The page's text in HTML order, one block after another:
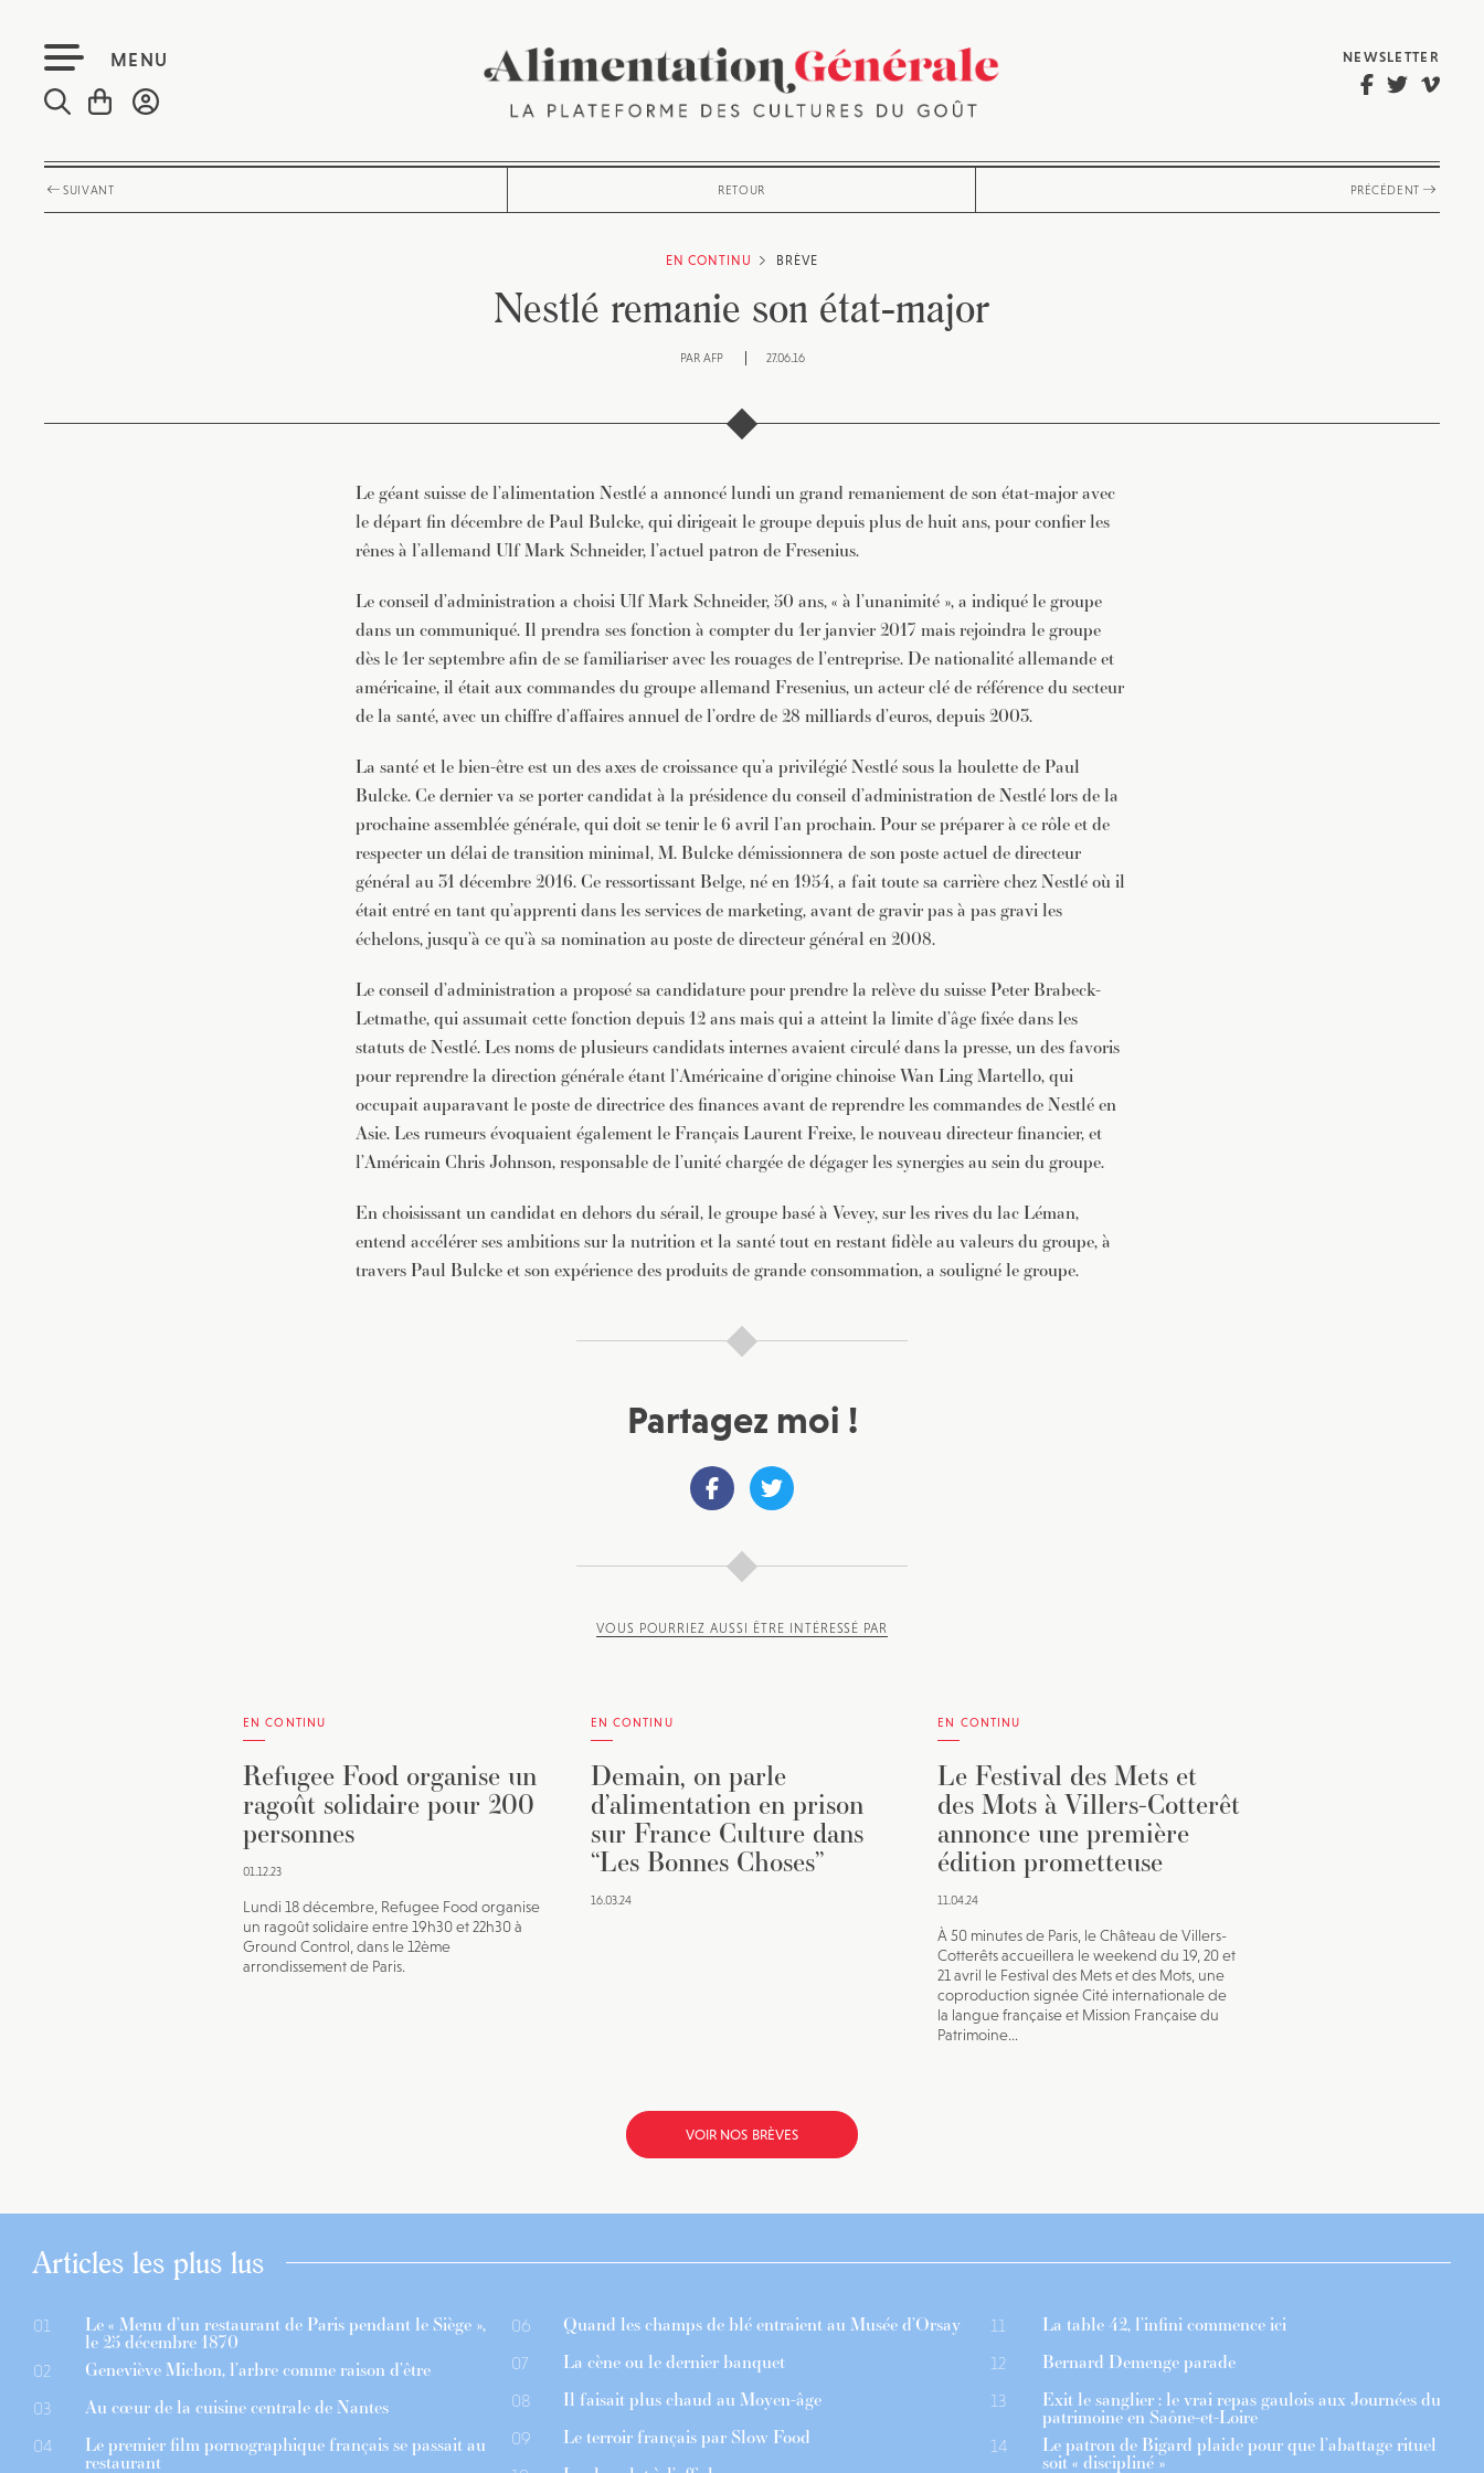
MENU NEWSLETTER
SUIVANT RETOUR PRÉCÉDENT
EN CONTINU BRÈVE
Nestlé remanie son état-major
PAR AFP 27.06.16
Le géant suisse de l’alimentation Nestlé a annoncé lundi un grand remaniement de son état-major avec
le départ fin décembre de Paul Bulcke, qui dirigeait le groupe depuis plus de huit ans, pour confier les
rênes à l’allemand Ulf Mark Schneider, l’actuel patron de Fresenius.
Le conseil d’administration a choisi Ulf Mark Schneider, 50 ans, « à l’unanimité », a indiqué le groupe
dans un communiqué. Il prendra ses fonction à compter du 1er janvier 2017 mais rejoindra le groupe
dès le 1er septembre afin de se familiariser avec les rouages de l’entreprise. De nationalité allemande et
américaine, il était aux commandes du groupe allemand Fresenius, un acteur clé de référence du secteur
de la santé, avec un chiffre d’affaires annuel de l’ordre de 28 milliards d’euros, depuis 2003.
La santé et le bien-être est un des axes de croissance qu’a privilégié Nestlé sous la houlette de Paul
Bulcke. Ce dernier va se porter candidat à la présidence du conseil d’administration de Nestlé lors de la
prochaine assemblée générale, qui doit se tenir le 6 avril l’an prochain. Pour se préparer à ce rôle et de
respecter un délai de transition minimal, M. Bulcke démissionnera de son poste actuel de directeur
général au 31 décembre 2016. Ce ressortissant Belge, né en 1954, a fait toute sa carrière chez Nestlé où il
était entré en tant qu’apprenti dans les services de marketing, avant de gravir pas à pas gravi les
échelons, jusqu’à ce qu’à sa nomination au poste de directeur général en 2008.
Le conseil d’administration a proposé sa candidature pour prendre la relève du suisse Peter Brabeck-
Letmathe, qui assumait cette fonction depuis 12 ans mais qui a atteint la limite d’âge fixée dans les
statuts de Nestlé. Les noms de plusieurs candidats internes avaient circulé dans la presse, un des favoris
pour reprendre la direction générale étant l’Américaine d’origine chinoise Wan Ling Martello, qui
occupait auparavant le poste de directrice des finances avant de reprendre les commandes de Nestlé en
Asie. Les rumeurs évoquaient également le Français Laurent Freixe, le nouveau directeur financier, et
l’Américain Chris Johnson, responsable de l’unité chargée de dégager les synergies au sein du groupe.
En choisissant un candidat en dehors du sérail, le groupe basé à Vevey, sur les rives du lac Léman,
entend accélérer ses ambitions sur la nutrition et la santé tout en restant fidèle au valeurs du groupe, à
travers Paul Bulcke et son expérience des produits de grande consommation, a souligné le groupe.
Partagez moi !
VOUS POURRIEZ AUSSI ÊTRE INTÉRESSÉ PAR
EN CONTINU
Refugee Food organise un
ragoût solidaire pour 200
personnes
01.12.23
Lundi 18 décembre, Refugee Food organise
un ragoût solidaire entre 19h30 et 22h30 à
Ground Control, dans le 12ème
arrondissement de Paris.
EN CONTINU
Demain, on parle
d’alimentation en prison
sur France Culture dans
“Les Bonnes Choses”
16.03.24
EN CONTINU
Le Festival des Mets et
des Mots à Villers-Cotterêt
annonce une première
édition prometteuse
11.04.24
À 50 minutes de Paris, le Château de Villers-
Cotterêts accueillera le weekend du 19, 20 et
21 avril le Festival des Mets et des Mots, une
coproduction signée Cité internationale de
la langue française et Mission Française du
Patrimoine...
VOIR NOS BRÈVES
Articles les plus lus
01 Le « Menu d’un restaurant de Paris pendant le Siège »,
le 25 décembre 1870
02 Geneviève Michon, l’arbre comme raison d’être
03 Au cœur de la cuisine centrale de Nantes
04 Le premier film pornographique français se passait au
restaurant
06 Quand les champs de blé entraient au Musée d’Orsay
07 La cène ou le dernier banquet
08 Il faisait plus chaud au Moyen-âge
09 Le terroir français par Slow Food
11 La table 42, l’infini commence ici
12 Bernard Demenge parade
13 Exit le sanglier : le vrai repas gaulois aux Journées du
patrimoine en Saône-et-Loire
14 Le patron de Bigard plaide pour que l’abattage rituel
soit « discipliné »